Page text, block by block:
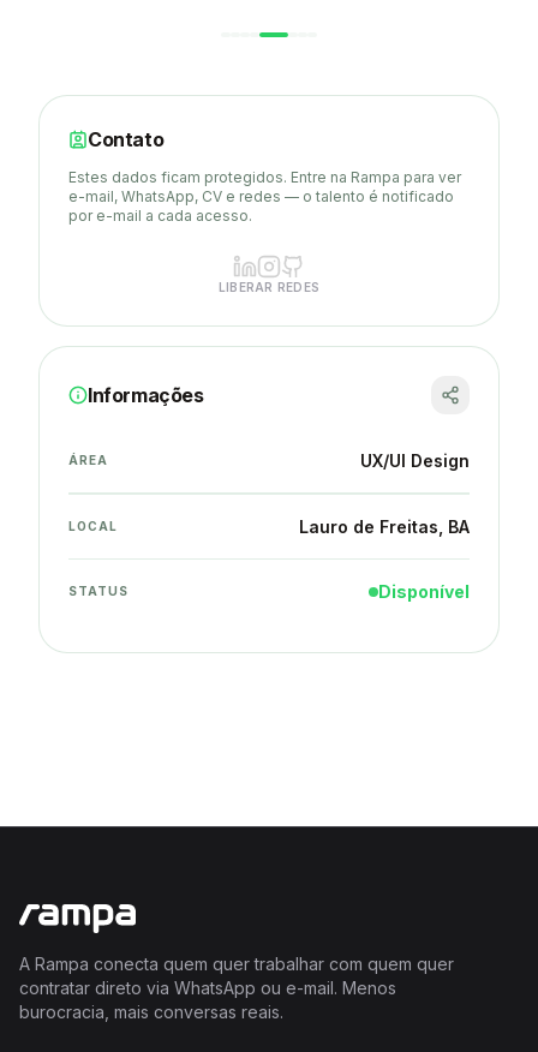
Contato
Estes dados ficam protegidos. Entre na Rampa para ver
e-mail, WhatsApp, CV e redes — o talento é notificado
por e-mail a cada acesso.
LIBERAR REDES
Informações
ÁREA UX/UI Design
LOCAL Lauro de Freitas , BA
STATUS Disponível
A Rampa conecta quem quer trabalhar com quem quer
contratar direto via WhatsApp ou e-mail. Menos
burocracia, mais conversas reais.